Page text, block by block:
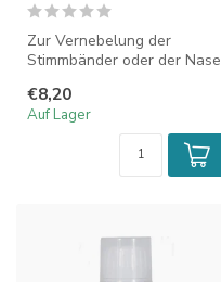
Zur Vernebelung der
Stimmbänder oder der Nase
sterile K...
€8,20
Auf Lager